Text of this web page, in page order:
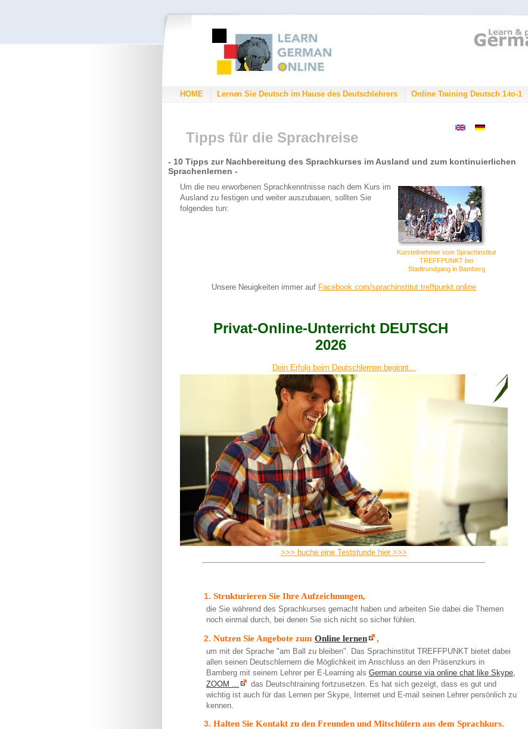
HOME Lernen Sie Deutsch im Hause des Deutschlehrers Online Training Deutsch 1-to-1
Tipps für die Sprachreise
- 10 Tipps zur Nachbereitung des Sprachkurses im Ausland und zum kontinuierlichen
Sprachenlernen -
Kursteilnehmer vom Sprachinstitut
TREFFPUNKT bei
Stadtrundgang in Bamberg
Um die neu erworbenen Sprachkenntnisse nach dem Kurs im
Ausland zu festigen und weiter auszubauen, sollten Sie
folgendes tun:
Unsere Neuigkeiten immer auf Facebook.com/sprachinstitut.treffpunkt.online
Privat-Online-Unterricht DEUTSCH
2026
Dein Erfolg beim Deutschlernen beginnt...
>>> buche eine Teststunde hier >>>
Strukturieren Sie Ihre Aufzeichnungen,
die Sie während des Sprachkurses gemacht haben und arbeiten Sie dabei die Themen
noch einmal durch, bei denen Sie sich nicht so sicher fühlen.
Nutzen Sie Angebote zum Online lernen ,
um mit der Sprache "am Ball zu bleiben". Das Sprachinstitut TREFFPUNKT bietet dabei
allen seinen Deutschlernern die Möglichkeit im Anschluss an den Präsenzkurs in
Bamberg mit seinem Lehrer per E-Learning als German course via online chat like Skype,
ZOOM ...
das Deutschtraining fortzusetzen. Es hat sich gezeigt, dass es gut und
wichtig ist auch für das Lernen per Skype, Internet und E-mail seinen Lehrer persönlich zu
kennen.
Halten Sie Kontakt zu den Freunden und Mitschülern aus dem Sprachkurs.